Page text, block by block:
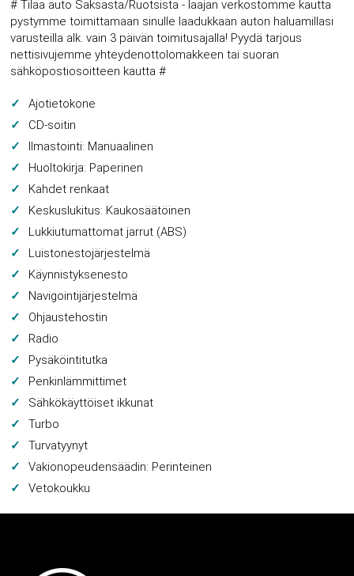
# Tilaa auto Saksasta/Ruotsista - laajan verkostomme kautta
pystymme toimittamaan sinulle laadukkaan auton haluamillasi
varusteilla alk. vain 3 päivän toimitusajalla! Pyydä tarjous
nettisivujemme yhteydenottolomakkeen tai suoran
sähköpostiosoitteen kautta #
Ajotietokone
CD-soitin
Ilmastointi: Manuaalinen
Huoltokirja: Paperinen
Kahdet renkaat
Keskuslukitus: Kaukosäätöinen
Lukkiutumattomat jarrut (ABS)
Luistonestojärjestelmä
Käynnistyksenesto
Navigointijärjestelmä
Ohjaustehostin
Radio
Pysäköintitutka
Penkinlämmittimet
Sähkökäyttöiset ikkunat
Turbo
Turvatyynyt
Vakionopeudensäädin: Perinteinen
Vetokoukku